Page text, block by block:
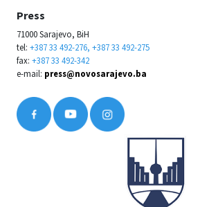
Press
71000 Sarajevo, BiH
tel: +387 33 492-276, +387 33 492-275
fax: +387 33 492-342
e-mail: press@novosarajevo.ba